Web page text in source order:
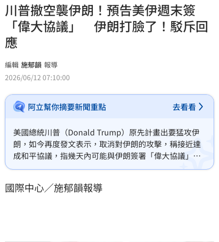
川普撤空襲伊朗！預告美伊週末簽
「偉大協議」 伊朗打臉了！駁斥回
應
編輯 施郁韻 報導
2026/06/12 07:10:00
阿立幫你摘要新聞重點 去看看
美國總統川普（Donald Trump）原先計畫出要猛攻伊
朗，如今再度發文表示，取消對伊朗的攻擊，稱接近達
成和平協議，指幾天內可能與伊朗簽署「偉大協議」，
簽署地點可能在歐洲。對此，伊朗外交部駁斥，「伊朗
國際中心／施郁韻報導